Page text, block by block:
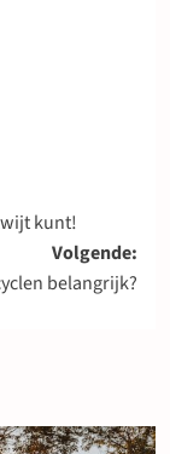
kunt!
Volgende:
belangrijk?